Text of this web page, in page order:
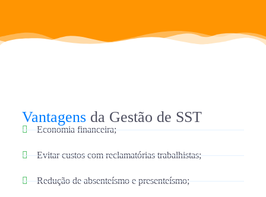
Vantagensda Gestão de SST
Economia financeira;
Evitar custos com reclamatórias trabalhistas;
Redução de absenteísmo e presenteísmo;